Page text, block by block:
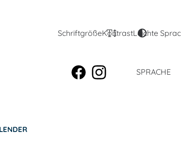
SchriftgrößeKontrastLeichte
SPRACHE